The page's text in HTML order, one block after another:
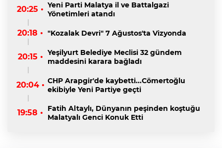
20:25 • Yeni Parti Malatya il ve Battalgazi
Yönetimleri atandı
20:18 • "Kozalak Devri" 7 Ağustos'ta Vizyonda
20:15 • Yeşilyurt Belediye Meclisi 32 gündem
maddesini karara bağladı
20:04 • CHP Arapgir'de kaybetti...Cömertoğlu
ekibiyle Yeni Partiye geçti
19:58 •
Fatih Altaylı, Dünyanın peşinden koştuğu
Malatyalı Genci Konuk Etti